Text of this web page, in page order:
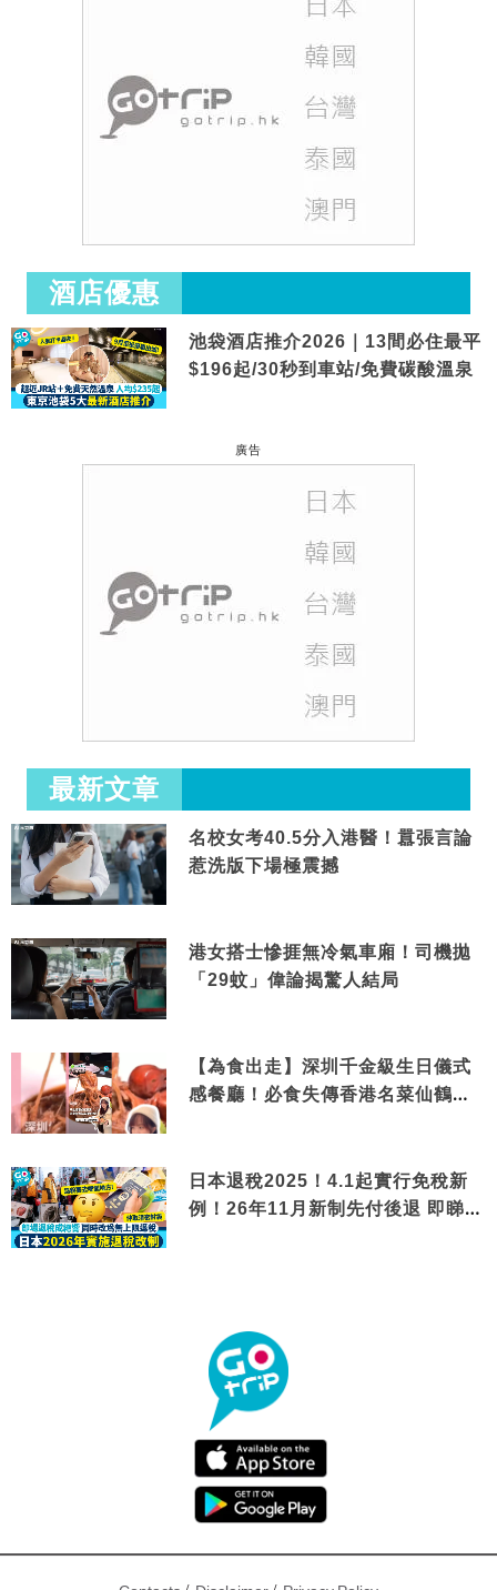
酒店優惠
池袋酒店推介2026｜13間必住最平
$196起/30秒到車站/免費碳酸溫泉
廣告
最新文章
名校女考40.5分入港醫！囂張言論
惹洗版下場極震撼
港女搭士慘捱無冷氣車廂！司機拋
「29蚊」偉論揭驚人結局
【為食出走】深圳千金級生日儀式
感餐廳！必食失傳香港名菜仙鶴神
日本退稅2025！4.1起實行免稅新
例！26年11月新制先付後退 即睇步